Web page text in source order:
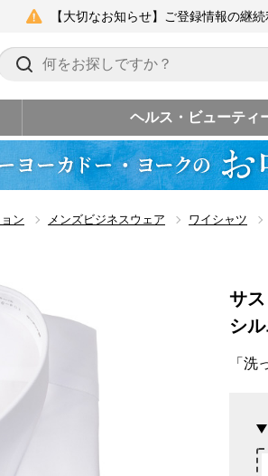
【大切なお知らせ】ご登録情報の継
ヘルス・ビューティ
ン メンズビジネスウェア ワイシャツ
サ
シル
「